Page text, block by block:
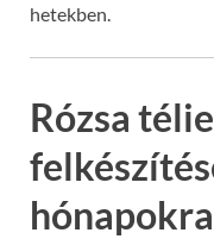
hetekben.
Rózsa
hónapokra